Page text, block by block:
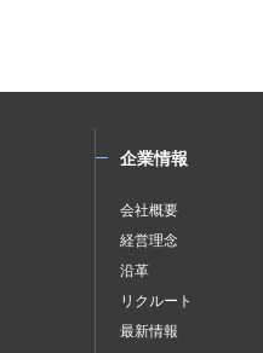
企業情報
会社概要
経営理念
沿革
リクルート
最新情報